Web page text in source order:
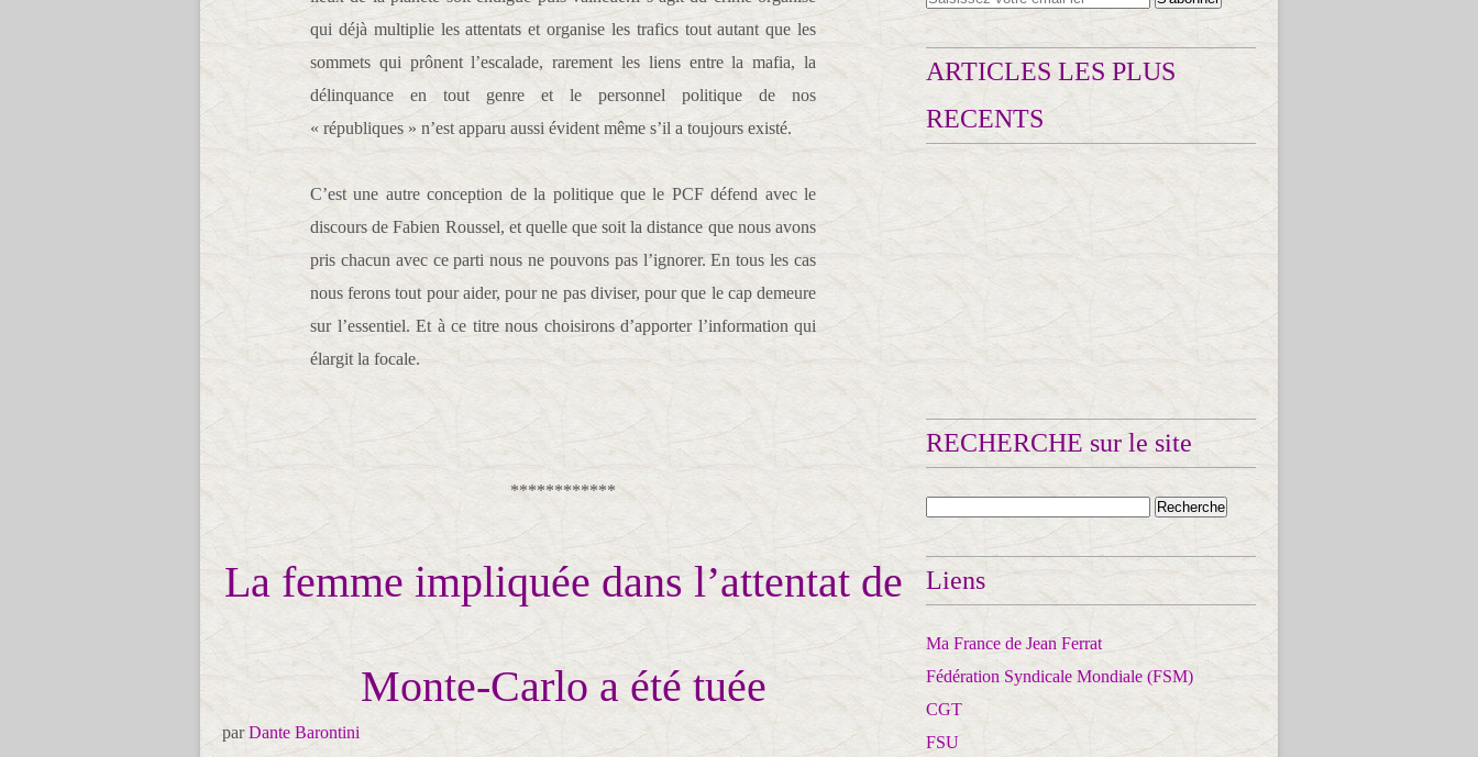
qui déjà multiplie les attentats et organise les trafics tout autant que les
sommets qui prônent l’escalade, rarement les liens entre la mafia, la
délinquance en tout genre et le personnel politique de nos
« républiques » n’est apparu aussi évident même s’il a toujours existé.
C’est une autre conception de la politique que le PCF défend avec le
discours de Fabien Roussel, et quelle que soit la distance que nous avons
pris chacun avec ce parti nous ne pouvons pas l’ignorer. En tous les cas
nous ferons tout pour aider, pour ne pas diviser, pour que le cap demeure
sur l’essentiel. Et à ce titre nous choisirons d’apporter l’information qui
élargit la focale.
************
La femme impliquée dans l’attentat de
Monte-Carlo a été tuée
parDante Barontini
ARTICLES LES PLUS
RECENTS
RECHERCHE sur le site
Liens
Ma France de Jean Ferrat
Fédération Syndicale Mondiale (FSM)
CGT
FSU